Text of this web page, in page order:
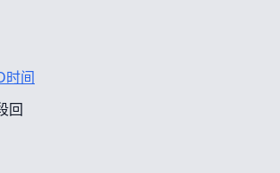
时间
回